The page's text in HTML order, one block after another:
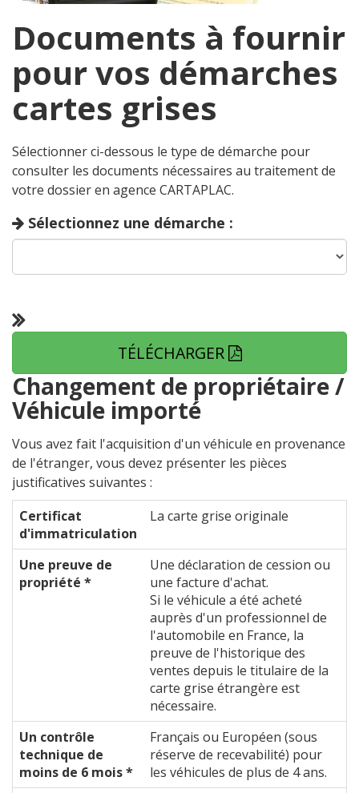
Documents à fournir
pour vos démarches
cartes grises
Sélectionner ci-dessous le type de démarche pour
consulter les documents nécessaires au traitement de
votre dossier en agence CARTAPLAC.
Sélectionnez une démarche :
TÉLÉCHARGER
Changement de propriétaire /
Véhicule importé
Vous avez fait l'acquisition d'un véhicule en provenance
de l'étranger, vous devez présenter les pièces
justificatives suivantes :
Certificat
d'immatriculation
La carte grise originale
Une preuve de
propriété *
Une déclaration de cession ou
une facture d'achat.
Si le véhicule a été acheté
auprès d'un professionnel de
l'automobile en France, la
preuve de l'historique des
ventes depuis le titulaire de la
carte grise étrangère est
nécessaire.
Un contrôle
technique de
moins de 6 mois *
Français ou Européen (sous
réserve de recevabilité) pour
les véhicules de plus de 4 ans.